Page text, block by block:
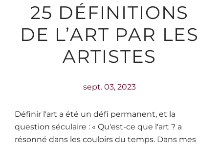
25 DÉFINITIONS
DE L’ART PAR LES
ARTISTES
sept. 03, 2023
Définir l'art a été un défi permanent, et la
question séculaire : « Qu'est-ce que l'art ? a
résonné dans les couloirs du temps. Dans mes